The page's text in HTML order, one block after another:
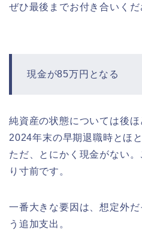
ぜひ最後までお付き合いくだ
現金が85万円となる
純資産の状態については後ほ
2024年末の早期退職時とほ
ただ、とにかく現金がない
り寸前です。
一番大きな要因は、想定外
う追加支出。